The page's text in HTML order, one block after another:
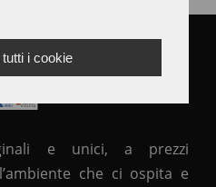
i cookie
e unici, a prezzi
che ci ospita e